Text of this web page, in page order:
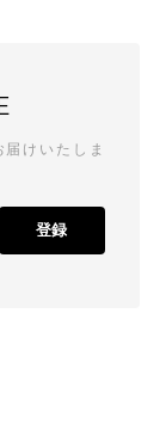
けいたしま
登録